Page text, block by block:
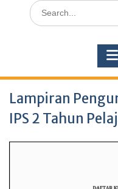
Search
for:
Lampiran
IPS 2 Tahun